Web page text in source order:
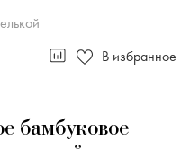
В избранное
бамбуковое